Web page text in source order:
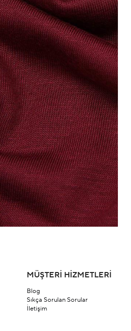
MÜŞTERİ HİZMETLERİ
Blog
Sıkça Sorulan Sorular
İletişim